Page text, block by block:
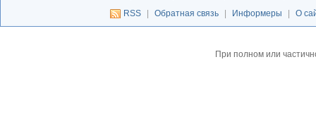
RSS
| Обратная связь | Информеры | О
При полном или